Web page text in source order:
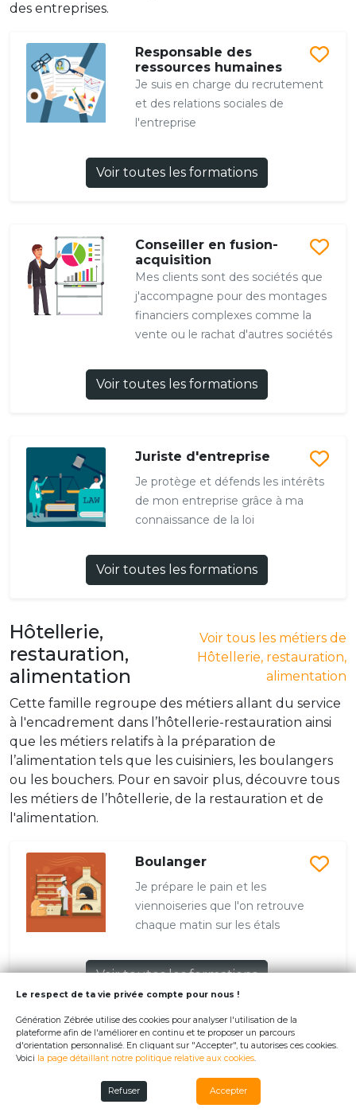
des entreprises.
Responsable des
ressources humaines
Je suis en charge du recrutement
et des relations sociales de
l'entreprise
Voir toutes les formations
Conseiller en fusion-
acquisition
Mes clients sont des sociétés que
j'accompagne pour des montages
financiers complexes comme la
vente ou le rachat d'autres sociétés
Voir toutes les formations
Juriste d'entreprise
Je protège et défends les intérêts
de mon entreprise grâce à ma
connaissance de la loi
Voir toutes les formations
Hôtellerie,
restauration,
alimentation
Voir tous les métiers de
Hôtellerie, restauration,
alimentation
Cette famille regroupe des métiers allant du service
à l'encadrement dans l’hôtellerie-restauration ainsi
que les métiers relatifs à la préparation de
l’alimentation tels que les cuisiniers, les boulangers
ou les bouchers. Pour en savoir plus, découvre tous
les métiers de l’hôtellerie, de la restauration et de
l'alimentation.
Boulanger
Je prépare le pain et les
viennoiseries que l'on retrouve
chaque matin sur les étals
Voir toutes les formations
Maître d'hôtel
l'aise
Le respect de ta vie privée compte pour nous !
Génération Zébrée utilise des cookies pour analyser l'utilisation de la
plateforme afin de l'améliorer en continu et te proposer un parcours
d'orientation personnalisé. En cliquant sur "Accepter", tu autorises ces cookies.
Voici la page détaillant notre politique relative aux cookies.
Refuser Accepter